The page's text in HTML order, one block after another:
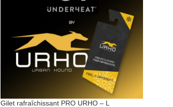
Gilet rafraîchissant PRO URHO – L